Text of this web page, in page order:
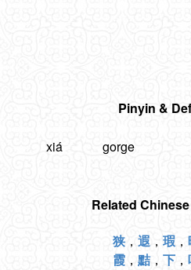
Pinyin &
xiá gorge
Related
狭， 遐， 瑕 ，
霞 ， 黠， 下 ，